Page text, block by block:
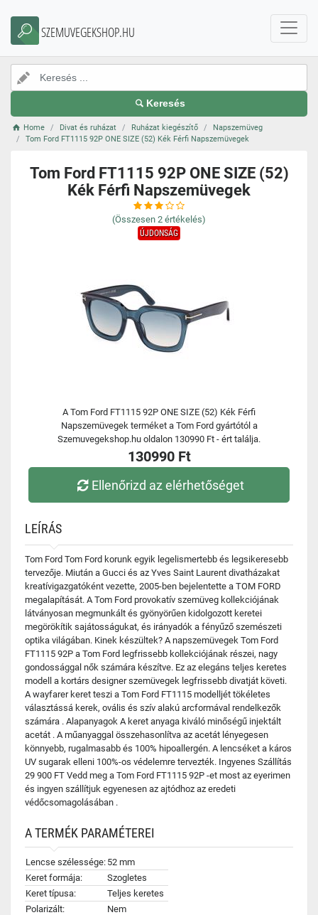
SZEMUVEGEKSHOP.HU
Keresés
Home Divat és ruházat Ruházat kiegészítő
Napszemüveg
Tom Ford FT1115 92P ONE SIZE (52) Kék Férfi Napszemüvegek
Tom Ford FT1115 92P ONE SIZE (52)
Kék Férfi Napszemüvegek
(Összesen 2 értékelés)
ÚJDONSÁG
A Tom Ford FT1115 92P ONE SIZE (52) Kék Férfi
Napszemüvegek terméket a Tom Ford gyártótól a
Szemuvegekshop.hu oldalon 130990 Ft - ért találja.
130990 Ft
Ellenőrizd az elérhetőséget
LEÍRÁS
Tom Ford Tom Ford korunk egyik legelismertebb és legsikeresebb
tervezője. Miután a Gucci és az Yves Saint Laurent divatházakat
kreatívigazgatóként vezette, 2005-ben bejelentette a TOM FORD
megalapítását. A Tom Ford provokatív szemüveg kollekciójának
látványosan megmunkált és gyönyörűen kidolgozott keretei
megörökítik sajátosságukat, és irányadók a fényűző szemészeti
optika világában. Kinek készültek? A napszemüvegek Tom Ford
FT1115 92P a Tom Ford legfrissebb kollekciójának részei, nagy
gondossággal nők számára készítve. Ez az elegáns teljes keretes
modell a kortárs designer szemüvegek legfrissebb divatját követi.
A wayfarer keret teszi a Tom Ford FT1115 modelljét tökéletes
választássá kerek, ovális és szív alakú arcformával rendelkezők
számára . Alapanyagok A keret anyaga kiváló minőségű injektált
acetát . A műanyaggal összehasonlítva az acetát lényegesen
könnyebb, rugalmasabb és 100% hipoallergén. A lencséket a káros
UV sugarak elleni 100%-os védelemre tervezték. Ingyenes Szállítás
29 900 FT Vedd meg a Tom Ford FT1115 92P -et most az eyerimen
és ingyen szállítjuk egyenesen az ajtódhoz az eredeti
védőcsomagolásában .
A TERMÉK PARAMÉTEREI
Lencse szélessége: 52 mm
Keret formája:
Szogletes
Keret típusa:
Teljes keretes
Polarizált:
Nem